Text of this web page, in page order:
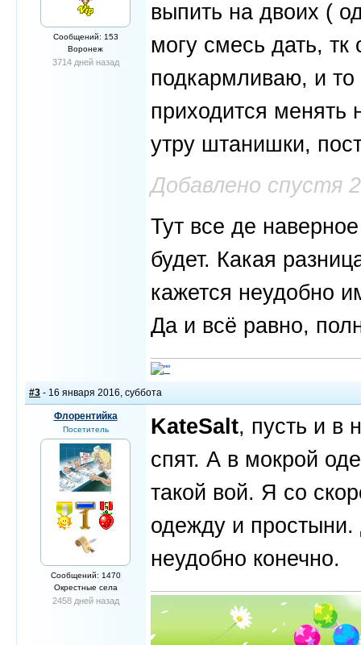
Сообщений: 153
Воронеж
3714 дней назад
выпить на двоих (
могу смесь дать,
подкармливаю, и
приходится
утру штанишки,
Добавлено спустя
Тут все де
будет. Какая
кажется неудобно
Да и всё равно,
#3 - 16 января 2016, суббота
Флорентийка
Посетитель
Сообщений: 1470
Окрестные села
2458 дней назад
KateSalt, пусть и в
спят. А в мокрой
такой вой. Я со
одежду и простыни.
неудобно конечно.